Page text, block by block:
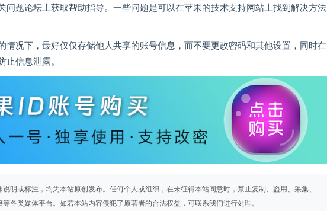
问题论坛上获取帮助指导。一些问题是可以在苹果的技术支持网站上找到解决方法
情况下，最好仅仅存储他人共享的账号信息，而不要更改密码和其他设置，同时在
止信息泄露。
明或标注，均为本站原创发布。任何个人或组织，在未征得本站同意时，禁止复制、盗用、采集、
各类媒体平台。如若本站内容侵犯了原著者的合法权益，可联系我们进行处理。